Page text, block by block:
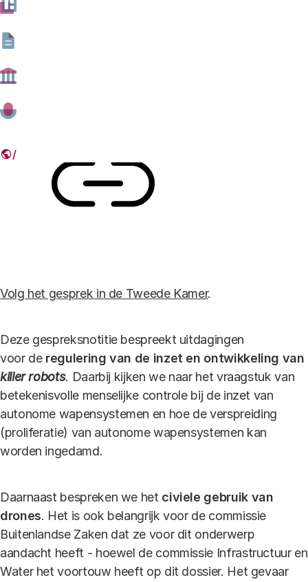
voor Defensie en voor Justitie en Veiligheid daarover in
de Tweede Kamer. Lees onze schriftelijke inbreng
hieronder.
Volg het gesprek in de Tweede Kamer.
Deze gespreksnotitie bespreekt uitdagingen
voor deregulering van de inzet en ontwikkeling van
killer robots. Daarbij kijken we naar het vraagstuk van
betekenisvolle menselijke controle bij de inzet van
autonome wapensystemen en hoe de verspreiding
(proliferatie) van autonome wapensystemen kan
worden ingedamd.
Daarnaast bespreken we het civiele gebruik van
drones. Het is ook belangrijk voor de commissie
Buitenlandse Zaken dat ze voor dit onderwerp
aandacht heeft - hoewel de commissie Infrastructuur en
Water het voortouw heeft op dit dossier. Het gevaar